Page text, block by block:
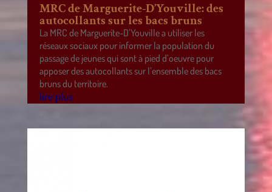
MRC de Marguerite-D’Youville: des
autocollants sur les bacs bruns
La MRC de Marguerite-D’Youville a utiliser les
réseaux sociaux pour informer la population du
passage de jeunes qui sont à pied d’oeuvre pour
apposer des autocollants sur l’ensemble des bacs
bruns du territoire.
lire plus